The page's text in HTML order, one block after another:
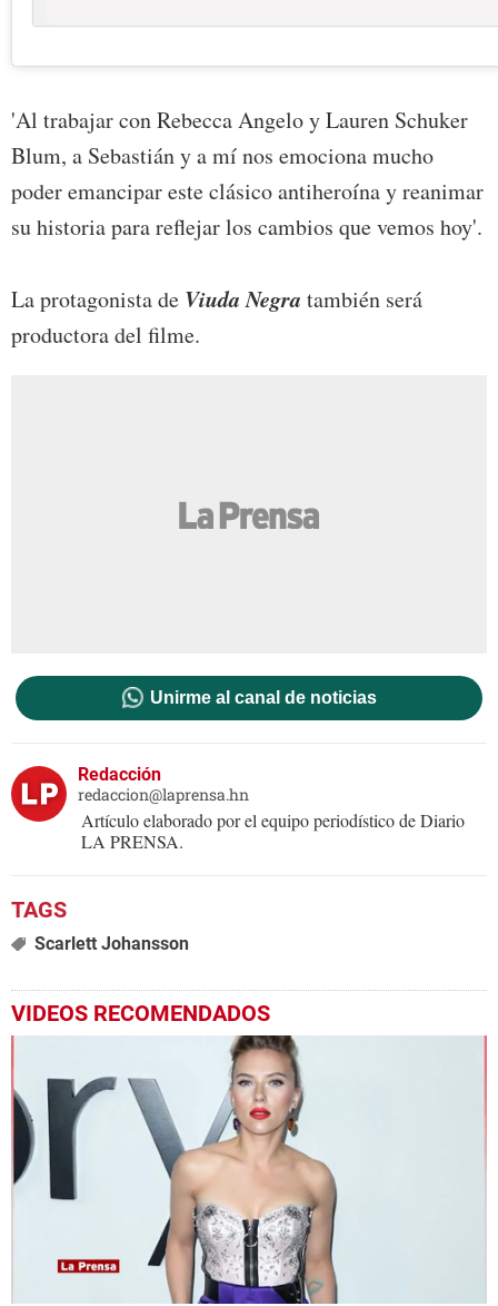
'Al trabajar con Rebecca Angelo y Lauren Schuker
Blum, a Sebastián y a mí nos emociona mucho
poder emancipar este clásico antiheroína y reanimar
su historia para reflejar los cambios que vemos hoy'.
La protagonista de Viuda Negra también será
productora del filme.
Unirme al canal de noticias
Redacción
redaccion@laprensa.hn
Artículo elaborado por el equipo periodístico de Diario
LA PRENSA.
Scarlett Johansson
VIDEOS RECOMENDADOS